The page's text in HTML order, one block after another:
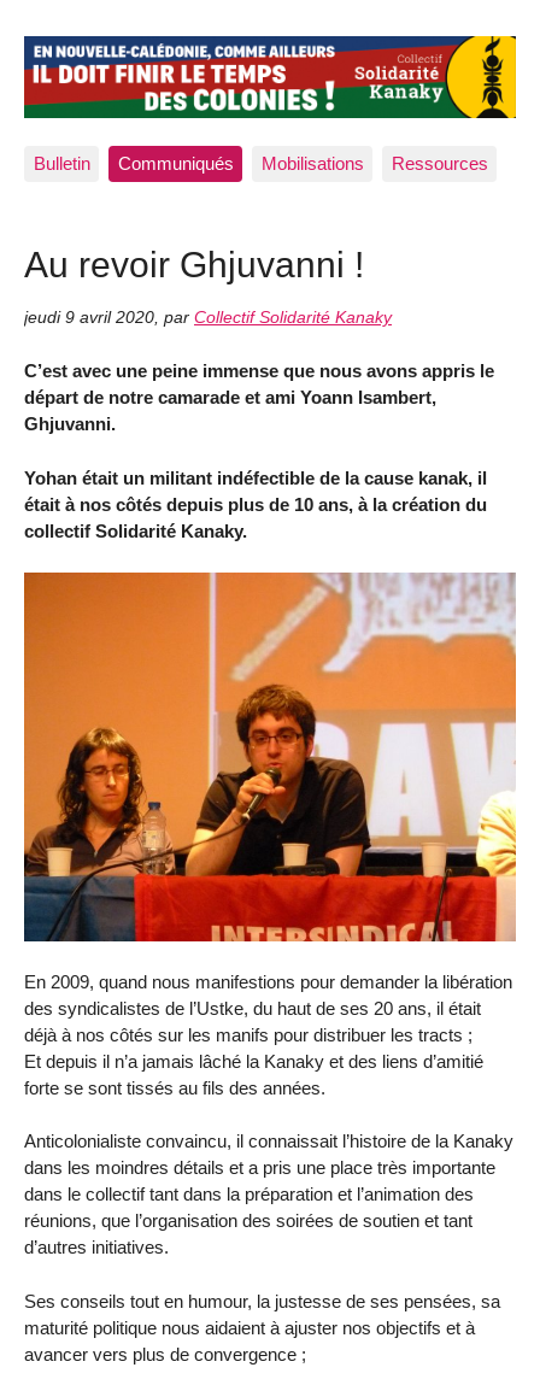
Bulletin Communiqués Mobilisations Ressources
Au revoir Ghjuvanni !
jeudi 9 avril 2020, par Collectif Solidarité Kanaky
C’est avec une peine immense que nous avons appris le
départ de notre camarade et ami Yoann Isambert,
Ghjuvanni.
Yohan était un militant indéfectible de la cause kanak, il
était à nos côtés depuis plus de 10 ans, à la création du
collectif Solidarité Kanaky.
En 2009, quand nous manifestions pour demander la libération
des syndicalistes de l’Ustke, du haut de ses 20 ans, il était
déjà à nos côtés sur les manifs pour distribuer les tracts ;
Et depuis il n’a jamais lâché la Kanaky et des liens d’amitié
forte se sont tissés au fils des années.
Anticolonialiste convaincu, il connaissait l’histoire de la Kanaky
dans les moindres détails et a pris une place très importante
dans le collectif tant dans la préparation et l’animation des
réunions, que l’organisation des soirées de soutien et tant
d’autres initiatives.
Ses conseils tout en humour, la justesse de ses pensées, sa
maturité politique nous aidaient à ajuster nos objectifs et à
avancer vers plus de convergence ;